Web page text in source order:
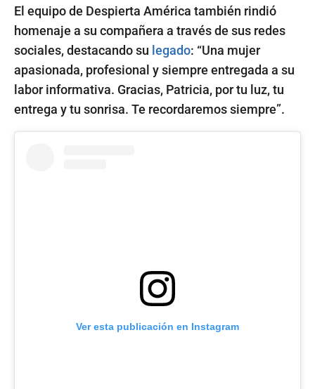
El equipo de Despierta América también rindió
homenaje a su compañera a través de sus redes
sociales, destacando su legado: “Una mujer
apasionada, profesional y siempre entregada a su
labor informativa. Gracias, Patricia, por tu luz, tu
entrega y tu sonrisa. Te recordaremos siempre”.
Ver esta publicación en Instagram